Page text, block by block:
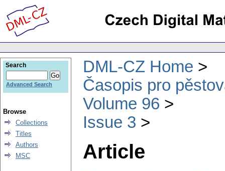
DML-CZ Home
Časopis pro
Volume 96
Issue 3
Article
Search
Advanced Search
Browse
Collections
Titles
Authors
MSC